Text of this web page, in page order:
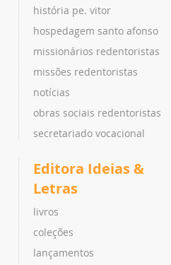
história pe. vitor
hospedagem santo afonso
missionários redentoristas
missões redentoristas
notícias
obras sociais redentoristas
secretariado vocacional
Editora Ideias &
Letras
livros
coleções
lançamentos